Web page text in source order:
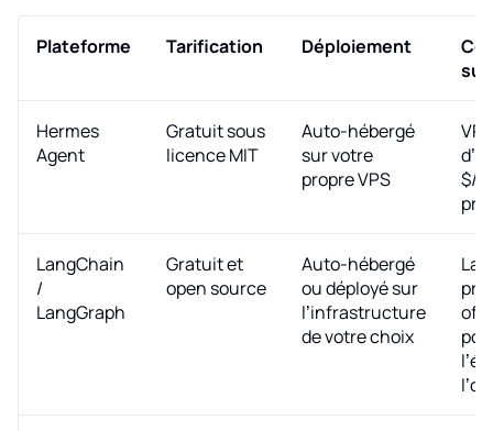
Plateforme Tarification Déploiement
Hermes
Agent
Gratuit sous
licence MIT
Auto-hébergé
sur votre
propre VPS
$/
LangChain
/
LangGraph
Gratuit et
open source
Auto-hébergé
ou déployé sur
l’infrastructure
de votre choix